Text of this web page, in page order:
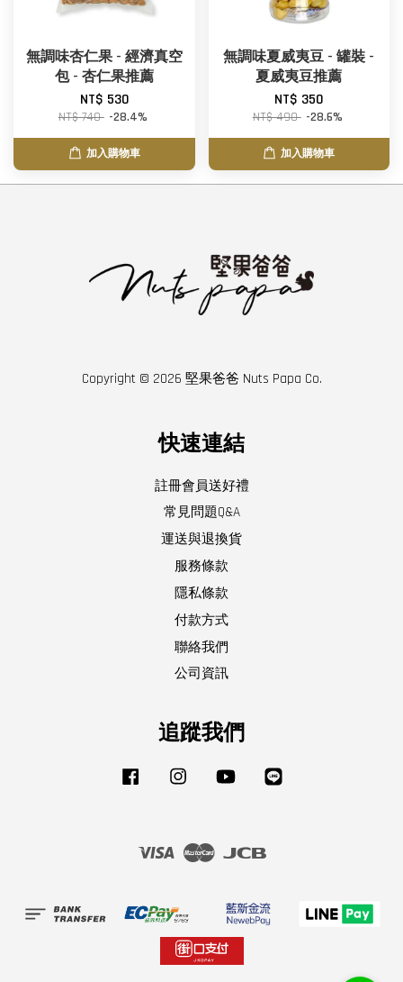
無調味杏仁果 - 經濟真空
包 - 杏仁果推薦
NT$ 530
NT$ 740 -28.4%
加入購物車
無調味夏威夷豆 - 罐裝 -
夏威夷豆推薦
NT$ 350
NT$ 490 -28.6%
加入購物車
Copyright © 2026 堅果爸爸 Nuts Papa Co.
快速連結
註冊會員送好禮
常見問題Q&A
運送與退換貨
服務條款
隱私條款
付款方式
聯絡我們
公司資訊
追蹤我們
Facebook Instagram YouTube
Visa Master JCB